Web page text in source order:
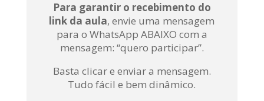
Para garantir o recebimento do
link da aula, envie uma mensagem
para o WhatsApp ABAIXO com a
mensagem: “quero participar”.
Basta clicar e enviar a mensagem.
Tudo fácil e bem dinâmico.